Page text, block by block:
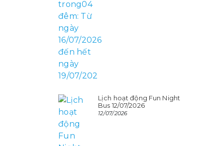
Lịch hoạt động Fun Night
Bus 12/07/2026
12/07/2026